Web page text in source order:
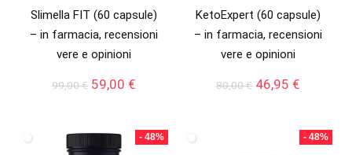
Slimella FIT (60 capsule)
– in farmacia, recensioni
vere e opinioni
99,00€ Il
era:
99,00 €.
59,00 €Il
è:
59,00 €.
KetoExpert (60 capsule)
– in farmacia, recensioni
vere e opinioni
80,00€ Il
80,00 €.
46,95 €Il
è:
46,95 €.
- 48% - 48%